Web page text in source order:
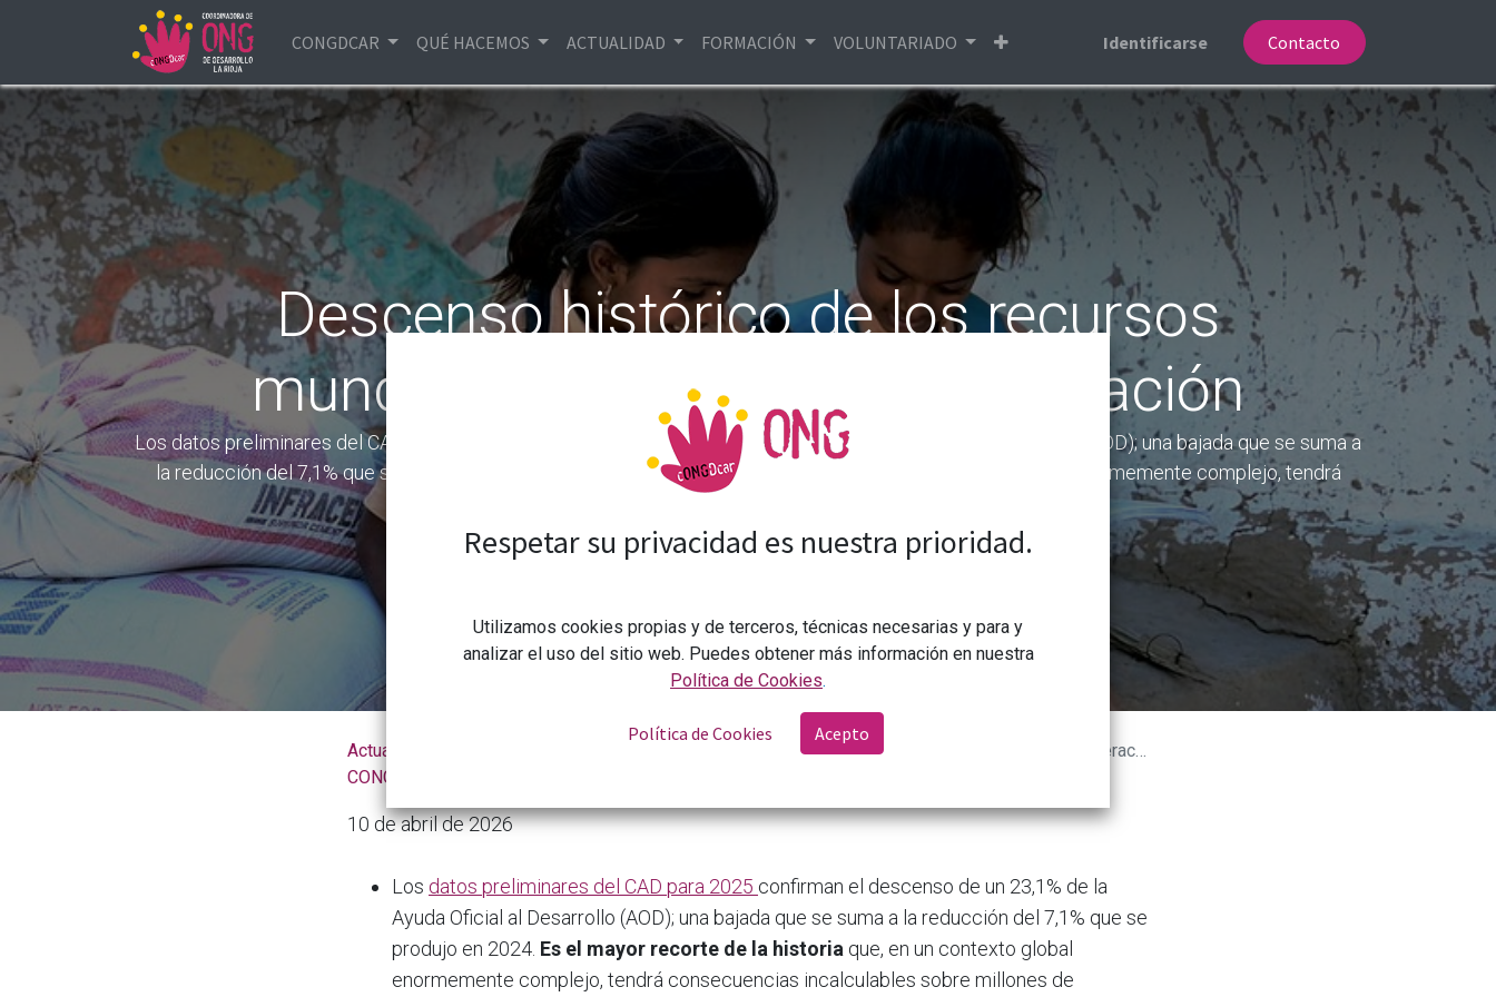
CONGDCAR QUÉ HACEMOS ACTUALIDAD FORMACIÓN VOLUNTARIADO Identificarse Contacto
Descenso histórico de los recursos
mundiales destinados a cooperación
Los datos preliminares del CAD para 2025 confirman el descenso de un 23,1% de la Ayuda Oficial al Desarrollo (AOD); una bajada que se suma a
la reducción del 7,1% que se produjo en 2024. Es el mayor recorte de la historia que, en un contexto global enormemente complejo, tendrá
Actualidad de la
CONGDCAR
Descenso histórico de los recursos mundiales destinados a cooperación
10 de abril de 2026
Los datos preliminares del CAD para 2025 confirman el descenso de un 23,1% de la
Ayuda Oficial al Desarrollo (AOD); una bajada que se suma a la reducción del 7,1% que se
produjo en 2024. Es el mayor recorte de la historia que, en un contexto global
enormemente complejo, tendrá consecuencias incalculables sobre millones de
Respetar su privacidad es nuestra prioridad.
Utilizamos cookies propias y de terceros, técnicas necesarias y para y
analizar el uso del sitio web. Puedes obtener más información en nuestra
Política de Cookies.
Política de Cookies Acepto